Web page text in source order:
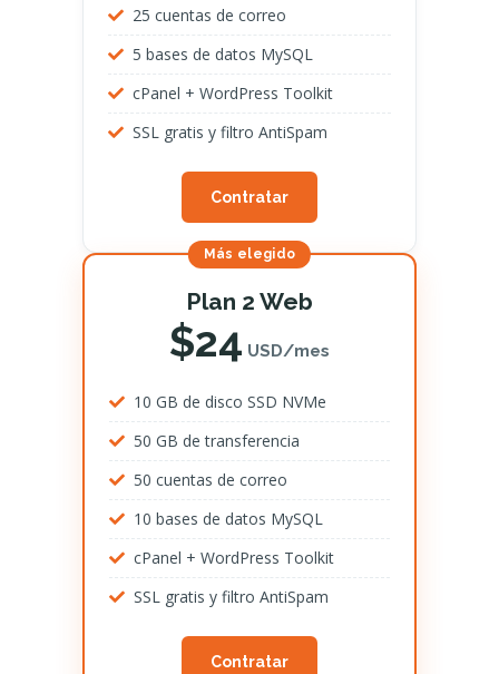
25 cuentas de correo
5 bases de datos MySQL
cPanel + WordPress Toolkit
SSL gratis y filtro AntiSpam
Contratar
Más elegido
Plan 2 Web
$24 USD/mes
10 GB de disco SSD NVMe
50 GB de transferencia
50 cuentas de correo
10 bases de datos MySQL
cPanel + WordPress Toolkit
SSL gratis y filtro AntiSpam
Contratar